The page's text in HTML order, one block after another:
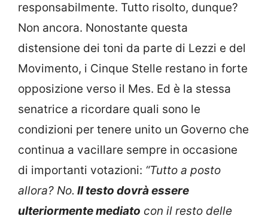
responsabilmente. Tutto risolto, dunque?
Non ancora. Nonostante questa
distensione dei toni da parte di Lezzi e del
Movimento, i Cinque Stelle restano in forte
opposizione verso il Mes. Ed è la stessa
senatrice a ricordare quali sono le
condizioni per tenere unito un Governo che
continua a vacillare sempre in occasione
di importanti votazioni: “Tutto a posto
allora? No. Il testo dovrà essere
ulteriormente mediato con il resto delle